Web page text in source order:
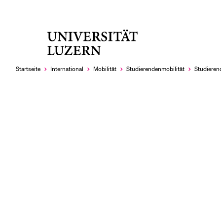
Startseite International Mobilität Studierendenmobilität
LETZTE SUCHEN